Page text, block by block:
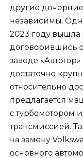
другие
независимы.
2023 году
договорившись
заводе
достаточно
относительно
предлагается
с турбомотором
трансмиссией.
на замену
основного